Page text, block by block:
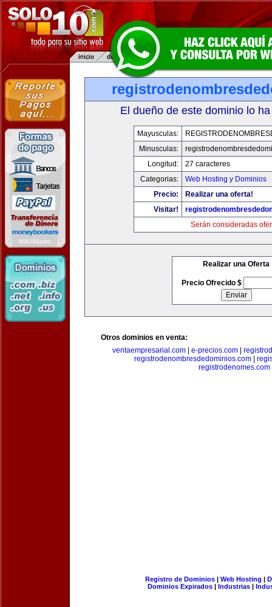
El dueño de este dominio lo
Mayusculas:
Minusculas:
Longitud:
27 caracteres
Categorias:
Web Hosting y Dominios
Precio:
Realizar una oferta!
Visitar!
Serán consideradas
Realizar una Oferta
Precio Ofrecido $
Otros dominios en venta:
ventaempresarial.com| e-precios.com|
registrodenombresdedominios.com
registrodenomes.com
Registro de Dominios| Web Hosting |
Dominios Expirados | Industrias |